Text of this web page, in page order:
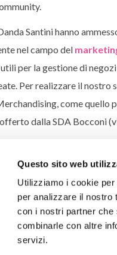
Questo sito web
Utilizziamo i cookie
per analizzare il nostro
con i nostri partner che
combinarle con altre
servizi.
Santini hanno
nel campo del
per la gestione di
Per realizzare il nostro
come
dalla SDA Bocconi